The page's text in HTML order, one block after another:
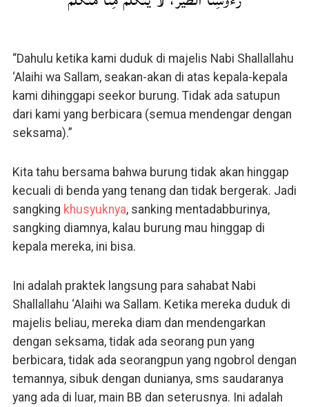
“Dahulu ketika kami duduk di majelis Nabi Shallallahu
‘Alaihi wa Sallam, seakan-akan di atas kepala-kepala
kami dihinggapi seekor burung. Tidak ada satupun
dari kami yang berbicara (semua mendengar dengan
seksama).”
Kita tahu bersama bahwa burung tidak akan hinggap
kecuali di benda yang tenang dan tidak bergerak. Jadi
sangking khusyuknya, sanking mentadabburinya,
sangking diamnya, kalau burung mau hinggap di
kepala mereka, ini bisa.
Ini adalah praktek langsung para sahabat Nabi
Shallallahu ‘Alaihi wa Sallam. Ketika mereka duduk di
majelis beliau, mereka diam dan mendengarkan
dengan seksama, tidak ada seorang pun yang
berbicara, tidak ada seorangpun yang ngobrol dengan
temannya, sibuk dengan dunianya, sms saudaranya
yang ada di luar, main BB dan seterusnya. Ini adalah